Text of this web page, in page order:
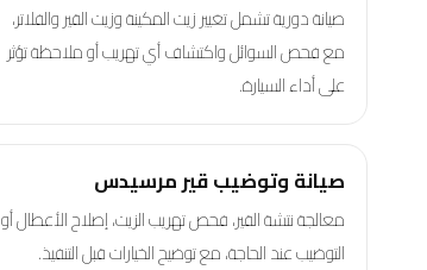
صيانة دورية تشمل تغيير زيت المكينة وزيت القير والفلاتر،
مع فحص السوائل واكتشاف أي تهريب أو ملاحظة تؤثر
على أداء السيارة.
صيانة وتوضيب قير مرسيدس
معالجة نتشة القير، فحص تهريب الزيت، إصلاح الأعطال أو
التوضيب عند الحاجة، مع توضيح الخيارات قبل التنفيذ.